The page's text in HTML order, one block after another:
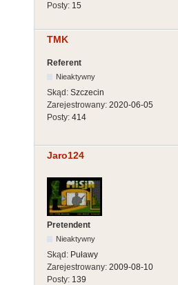
Posty: 15
TMK
Referent
Nieaktywny
Skąd: Szczecin
Zarejestrowany: 2020-06-05
Posty: 414
Jaro124
Pretendent
Nieaktywny
Skąd: Puławy
Zarejestrowany: 2009-08-10
Posty: 139